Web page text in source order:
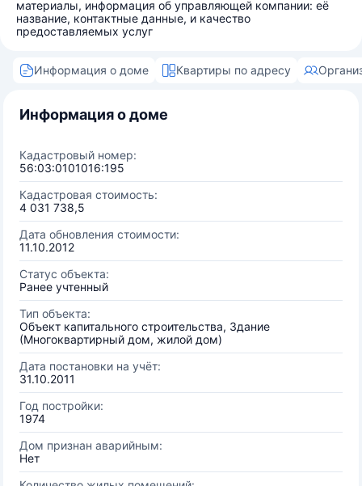
материалы, информация об управляющей компании: её
название, контактные данные, и качество
предоставляемых услуг
Информация о доме Квартиры по адресу
Информация о доме
Кадастровый номер:
56:03:0101016:195
Кадастровая стоимость:
4 031 738,5
Дата обновления стоимости:
11.10.2012
Статус объекта:
Ранее учтенный
Тип объекта:
Объект капитального строительства, Здание
(Многоквартирный дом, жилой дом)
Дата постановки на учёт:
31.10.2011
Год постройки:
1974
Дом признан аварийным:
Нет